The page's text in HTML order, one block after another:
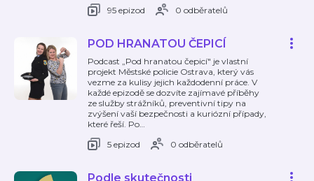
95 epizod
0 odběratelů
POD HRANATOU ČEPICÍ
Podcast „Pod hranatou čepicí" je vlastní
projekt Městské policie Ostrava, který vás
vezme za kulisy jejich každodenní práce. V
každé epizodě se dozvíte zajímavé příběhy
ze služby strážníků, preventivní tipy na
zvýšení vaší bezpečnosti a kuriózní případy,
které řeší. Po…
5 epizod
0 odběratelů
Podle skutečnosti